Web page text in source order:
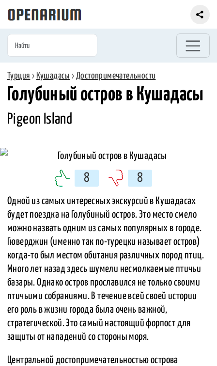
Турция › Кушадасы ›Достопримечательности
Голубиный остров в Кушадасы
Pigeon Island
8 8
Одной из самых интересных экскурсий в Кушадасах
будет поездка на Голубиный остров. Это место смело
можно назвать одним из самых популярных в городе.
Гюверджин (именно так по-турецки называет остров)
когда-то был местом обитания различных пород птиц.
Много лет назад здесь шумели несмолкаемые птичьи
базары. Однако остров прославился не только своими
птичьими собраниями. В течение всей своей истории
его роль в жизни города была очень важной,
стратегической. Это самый настоящий форпост для
защиты от нападений со стороны моря.
Центральной достопримечательностью острова